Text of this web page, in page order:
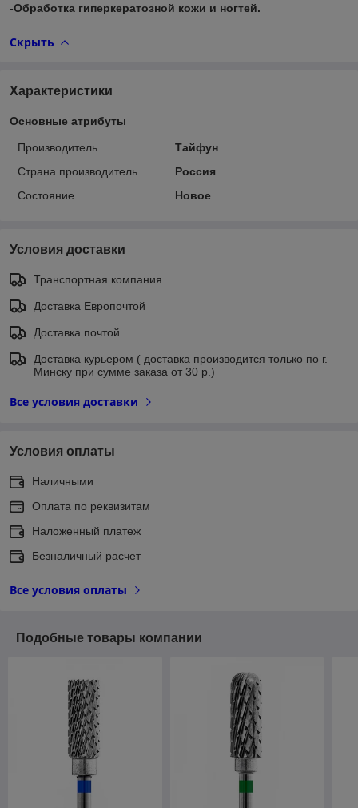
-Обработка гиперкератозной кожи и ногтей.
Скрыть
Характеристики
Основные атрибуты
Производитель
Тайфун
Страна производитель
Россия
Состояние
Новое
Условия доставки
Транспортная компания
Доставка Европочтой
Доставка почтой
Доставка курьером ( доставка производится только по г.
Минску при сумме заказа от 30 р.)
Все условия доставки
Условия оплаты
Наличными
Оплата по реквизитам
Наложенный платеж
Безналичный расчет
Все условия оплаты
Подобные товары компании